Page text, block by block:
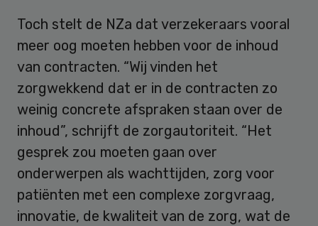
Toch stelt de NZa dat verzekeraars vooral
meer oog moeten hebben voor de inhoud
van contracten. “Wij vinden het
zorgwekkend dat er in de contracten zo
weinig concrete afspraken staan over de
inhoud”, schrijft de zorgautoriteit. “Het
gesprek zou moeten gaan over
onderwerpen als wachttijden, zorg voor
patiënten met een complexe zorgvraag,
innovatie, de kwaliteit van de zorg, wat de